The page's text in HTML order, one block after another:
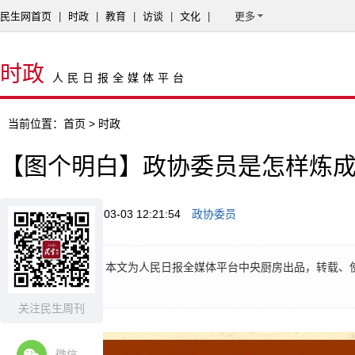
关注民生周刊
民生网首页 时政 教育 访谈 文化 更多
时政 人民日报全媒体平台
当前位置： 首页 > 时政
【图个明白】政协委员是怎样炼
来源：民生网 2015-03-03 12:21:54 政协委员
摘要：版权说明：本文为人民日报全媒体平台中央厨房出品，转载、
究。